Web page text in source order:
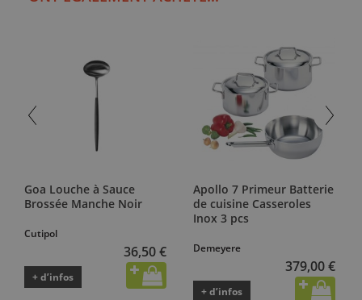
Goa Louche à Sauce
Brossée Manche Noir
Cutipol
36,50 €
+ d’infos
Apollo 7 Primeur Batterie
de cuisine Casseroles
Inox 3 pcs
Demeyere
379,00 €
+ d’infos